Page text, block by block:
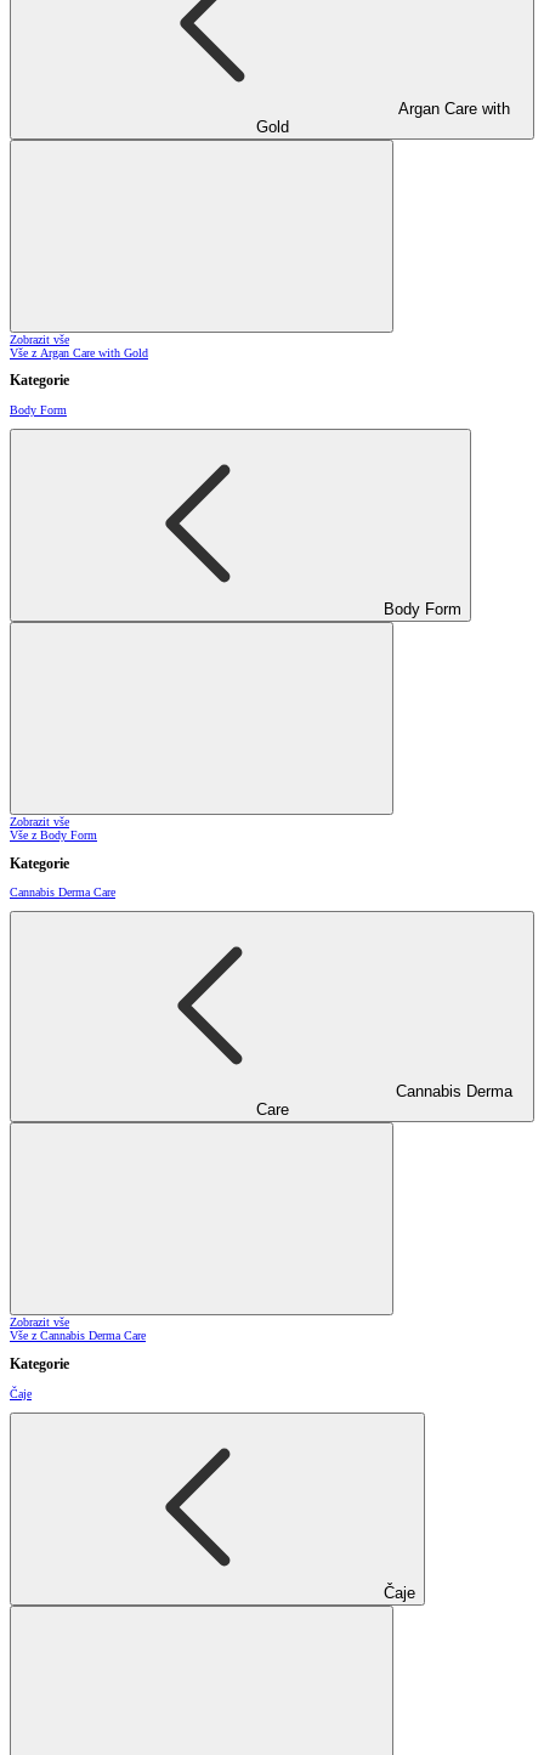
Argan Care with
Gold
Zobrazit vše
Vše z Argan Care with Gold
Kategorie
Body Form
Body Form
Zobrazit vše
Vše z Body Form
Kategorie
Cannabis Derma Care
Cannabis Derma
Care
Zobrazit vše
Vše z Cannabis Derma Care
Kategorie
Čaje
Čaje